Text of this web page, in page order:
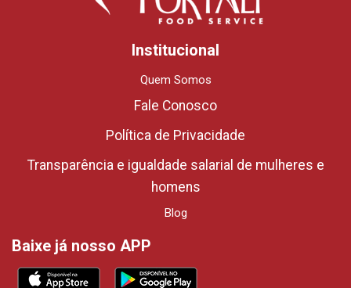
Institucional
Quem Somos
Fale Conosco
Política de Privacidade
Transparência e igualdade salarial de mulheres e
homens
Blog
Baixe já nosso APP